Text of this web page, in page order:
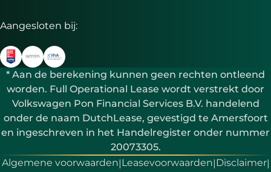
Aangesloten bij:
* Aan de berekening kunnen geen rechten ontleend
worden. Full Operational Lease wordt verstrekt door
Volkswagen Pon Financial Services B.V. handelend
onder de naam DutchLease, gevestigd te Amersfoort
en ingeschreven in het Handelregister onder nummer
20073305.
Algemene voorwaarden|Leasevoorwaarden|Disclaimer|